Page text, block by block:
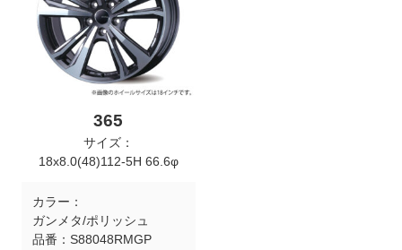
365
サイズ：
18x8.0(48)112-5H 66.6φ
カラー：
ガンメタ/ポリッシュ
品番： S88048RMGP